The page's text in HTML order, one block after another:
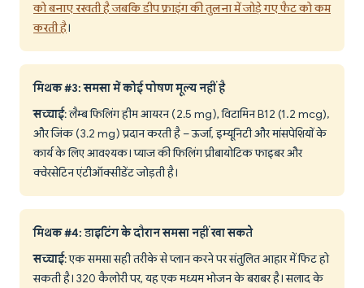
को बनाए रखती है जबकि डीप फ्राइंग की तुलना में जोड़े गए फैट को कम
करती है।
मिथक #3: समसा में कोई पोषण मूल्य नहीं है
सच्चाई: लैम्ब फिलिंग हीम आयरन (2.5 mg), विटामिन B12 (1.2 mcg),
और जिंक (3.2 mg) प्रदान करती है – ऊर्जा, इम्यूनिटी और मांसपेशियों के
कार्य के लिए आवश्यक। प्याज की फिलिंग प्रीबायोटिक फाइबर और
क्वेरसेटिन एंटीऑक्सीडेंट जोड़ती है।
मिथक #4: डाइटिंग के दौरान समसा नहीं खा सकते
सच्चाई: एक समसा सही तरीके से प्लान करने पर संतुलित आहार में फिट हो
सकती है। 320 कैलोरी पर, यह एक मध्यम भोजन के बराबर है। सलाद के